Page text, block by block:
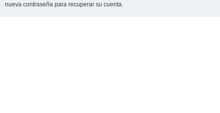
nueva contraseña para recuperar su cuenta.